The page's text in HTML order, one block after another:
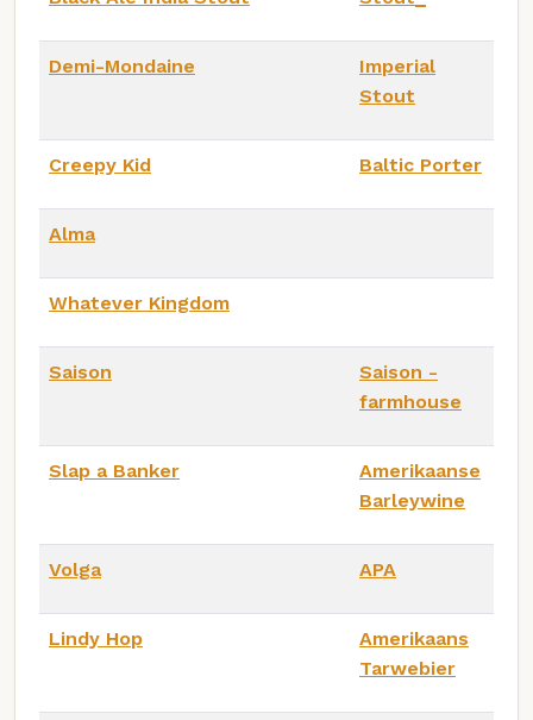
Demi-Mondaine
Imperial
Stout
Creepy Kid Baltic Porter
Alma
Whatever Kingdom
Saison
Saison -
farmhouse
Slap a Banker
Amerikaanse
Barleywine
Volga APA
Lindy Hop
Amerikaans
Tarwebier